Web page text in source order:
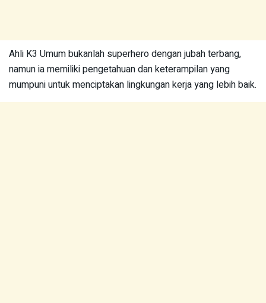
Ahli K3 Umum bukanlah superhero dengan jubah terbang,
namun ia memiliki pengetahuan dan keterampilan yang
mumpuni untuk menciptakan lingkungan kerja yang lebih baik.